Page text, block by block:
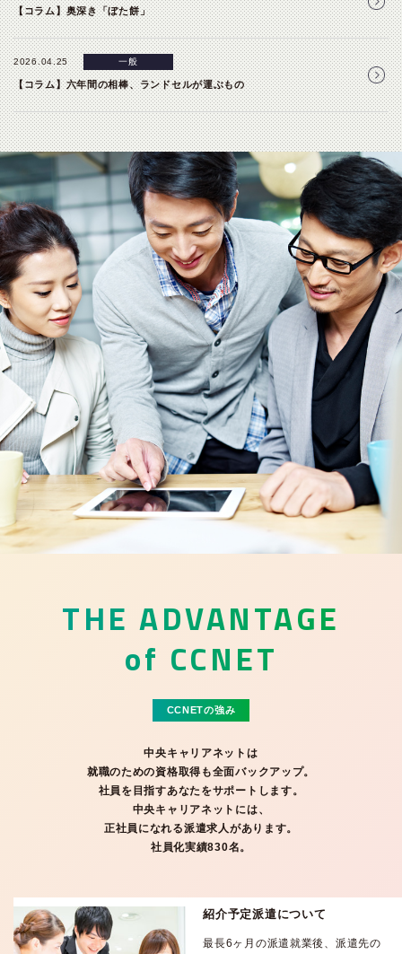
【コラム】奥深き「ぼた餅」
2026.04.25 一般
【コラム】六年間の相棒、ランドセルが運ぶもの
THE ADVANTAGE
of CCNET
CCNETの強み
中央キャリアネットは
就職のための資格取得も全面バックアップ。
社員を目指すあなたをサポートします。
中央キャリアネットには、
正社員になれる派遣求人があります。
社員化実績830名。
紹介予定派遣について
最長6ヶ月の派遣就業後、派遣先の